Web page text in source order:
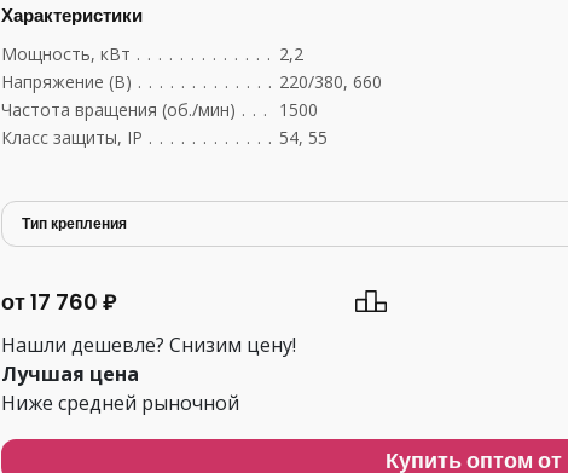
Характеристики
Мощность, кВт
2,2
Напряжение (В)
220/380, 660
Частота вращения (об./мин)
1500
Класс защиты, IP
54, 55
Тип крепления
от 17 760 ₽
Нашли дешевле? Снизим цену!
Лучшая цена
Ниже средней рыночной
Купить оптом